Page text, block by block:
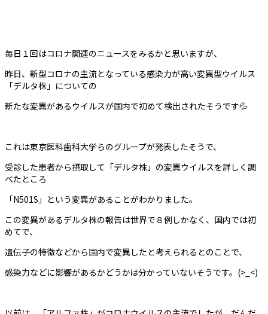
毎日１回はコロナ関連のニュースをみるかと思いますが、
昨日、新型コロナの主流となっている感染力が高い変異型ウイルス
「デルタ株」についての
新たな変異があるウイルスが国内で初めて検出されたそうです💦
これは東京医科歯科大学らのグループが発表したそうで、
受診した患者から摂取して「デルタ株」の変異ウイルスを詳しく調
べたところ
「N501S」という変異があることがわかりました。
この変異があるデルタ株の報告は世界で８例しかなく、国内では初
めてで、
遺伝子の特徴などから国内で変異したと考えられるとのことで、
感染力などに影響があるかどうかは分かっていないそうです。(>_<)